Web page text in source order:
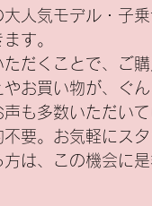
ダートフリーク
人気モデル・子
す。
だくことで、ご
やお買い物が、ぐ
も多数いただいて
要。お気軽にス
は、この機会に是